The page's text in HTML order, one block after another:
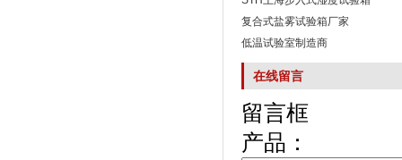
复合式盐雾试验箱厂家
低温试验室制造商
在线留言
留言框
产品：